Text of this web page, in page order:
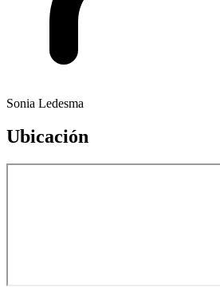
Sonia Ledesma
Ubicación